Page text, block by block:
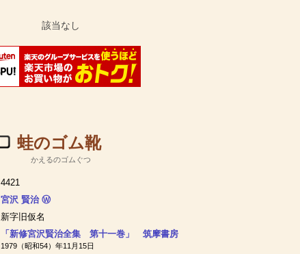
蛙のゴム靴
かえるのゴムぐつ
4421
宮沢 賢治 Ⓦ
新字旧仮名
「新修宮沢賢治全集 第十一巻」 筑摩書房
1979（昭和54）年11月15日